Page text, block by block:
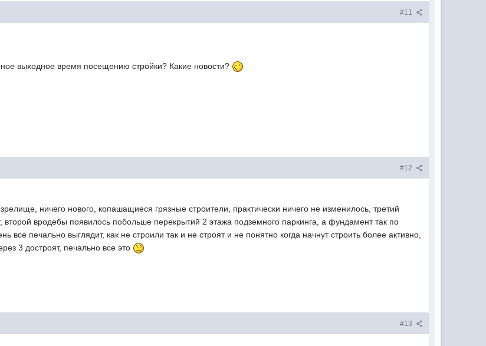
#11
выходное время посещению стройки? Какие новости?
#12
ничего нового, копашащиеся грязные строители, практически ничего не изменилось, третий
второй вродебы появилось побольше перекрытий 2 этажа подземного паркинга, а фундамент так по
все печально выглядит, как не строили так и не строят и не понятно когда начнут строить более активно,
3 достроят, печально все это
#13